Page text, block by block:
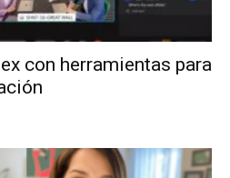
con herramientas para